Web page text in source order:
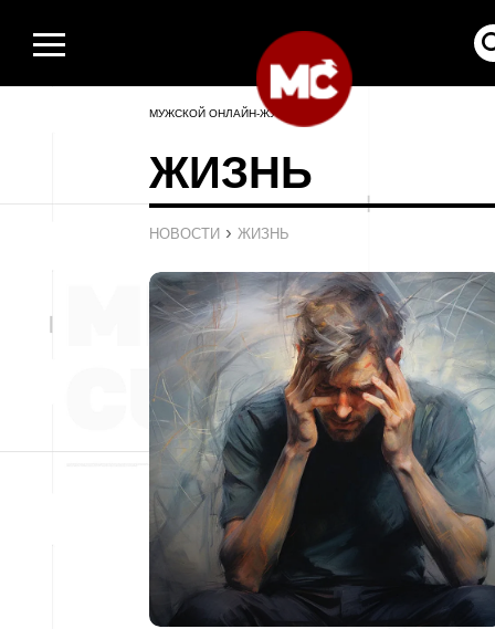
МУЖСКОЙ ОНЛАЙН-ЖУРНАЛ
ЖИЗНЬ
НОВОСТИ › ЖИЗНЬ